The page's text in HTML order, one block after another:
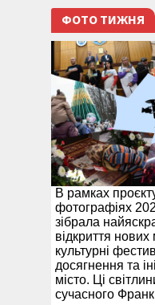
ФОТО ТИЖНЯ
В рамках
фотографіях
зібрала
відкриття нових
культурні
досягнення та
місто. Ці
сучасного